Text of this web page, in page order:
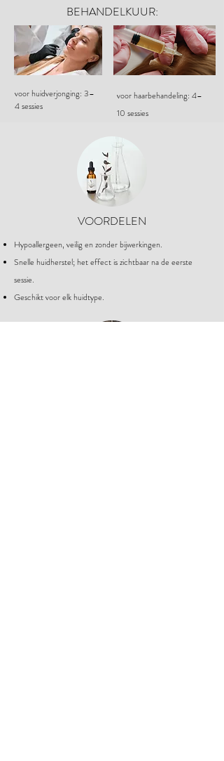
BEHANDELKUUR:
voor huidverjonging: 3–
4 sessies​
voor haarbehandeling: 4–
10 sessies
VOORDELEN
Hypoallergeen, veilig en zonder bijwerkingen.
Snelle huidherstel; het effect is zichtbaar na de eerste
sessie.
Geschikt voor elk huidtype.